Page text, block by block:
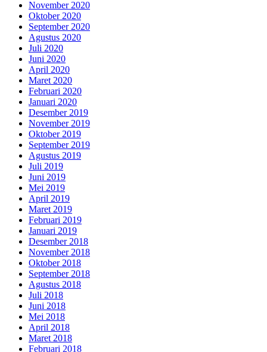
November 2020
Oktober 2020
September 2020
Agustus 2020
Juli 2020
Juni 2020
April 2020
Maret 2020
Februari 2020
Januari 2020
Desember 2019
November 2019
Oktober 2019
September 2019
Agustus 2019
Juli 2019
Juni 2019
Mei 2019
April 2019
Maret 2019
Februari 2019
Januari 2019
Desember 2018
November 2018
Oktober 2018
September 2018
Agustus 2018
Juli 2018
Juni 2018
Mei 2018
April 2018
Maret 2018
Februari 2018